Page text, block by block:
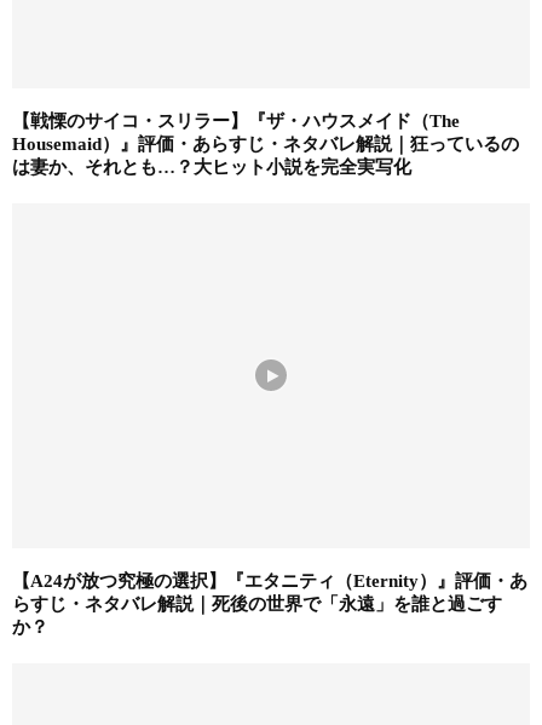
【戦慄のサイコ・スリラー】『ザ・ハウスメイド（The
Housemaid）』評価・あらすじ・ネタバレ解説｜狂っているの
は妻か、それとも…？大ヒット小説を完全実写化
【A24が放つ究極の選択】『エタニティ（Eternity）』評価・あ
らすじ・ネタバレ解説｜死後の世界で「永遠」を誰と過ごす
か？